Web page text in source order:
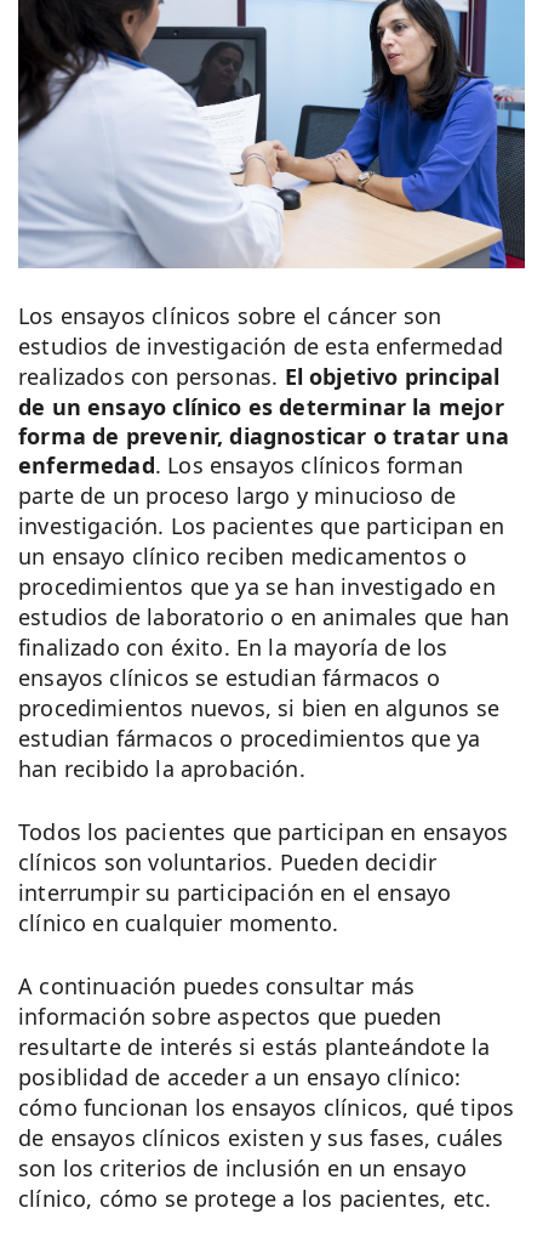
Los ensayos clínicos sobre el cáncer son
estudios de investigación de esta enfermedad
realizados con personas. El objetivo principal
de un ensayo clínico es determinar la mejor
forma de prevenir, diagnosticar o tratar una
enfermedad. Los ensayos clínicos forman
parte de un proceso largo y minucioso de
investigación. Los pacientes que participan en
un ensayo clínico reciben medicamentos o
procedimientos que ya se han investigado en
estudios de laboratorio o en animales que han
finalizado con éxito. En la mayoría de los
ensayos clínicos se estudian fármacos o
procedimientos nuevos, si bien en algunos se
estudian fármacos o procedimientos que ya
han recibido la aprobación.
Todos los pacientes que participan en ensayos
clínicos son voluntarios. Pueden decidir
interrumpir su participación en el ensayo
clínico en cualquier momento.
A continuación puedes consultar más
información sobre aspectos que pueden
resultarte de interés si estás planteándote la
posiblidad de acceder a un ensayo clínico:
cómo funcionan los ensayos clínicos, qué tipos
de ensayos clínicos existen y sus fases, cuáles
son los criterios de inclusión en un ensayo
clínico, cómo se protege a los pacientes, etc.